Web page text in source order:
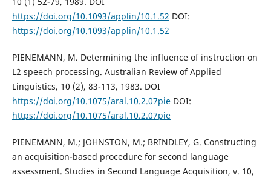
https://doi.org/10.1093/applin/10.1.52 DOI:
https://doi.org/10.1093/applin/10.1.52
PIENEMANN, M. Determining the influence of instruction on
L2 speech processing. Australian Review of Applied
Linguistics, 10 (2), 83-113, 1983. DOI
https://doi.org/10.1075/aral.10.2.07pieDOI:
https://doi.org/10.1075/aral.10.2.07pie
PIENEMANN, M.; JOHNSTON, M.; BRINDLEY, G. Constructing
an acquisition-based procedure for second language
assessment. Studies in Second Language Acquisition, v. 10,